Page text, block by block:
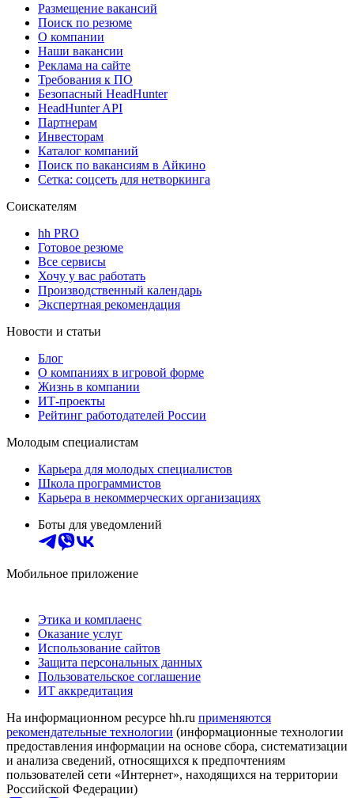
Размещение вакансий
Поиск по резюме
О компании
Наши вакансии
Реклама на сайте
Требования к ПО
Безопасный HeadHunter
HeadHunter API
Партнерам
Инвесторам
Каталог компаний
Поиск по вакансиям в Айкино
Сетка: соцсеть для нетворкинга
Соискателям
hh PRO
Готовое резюме
Все сервисы
Хочу у вас работать
Производственный календарь
Экспертная рекомендация
Новости и статьи
Блог
О компаниях в игровой форме
Жизнь в компании
ИТ-проекты
Рейтинг работодателей России
Молодым специалистам
Карьера для молодых специалистов
Школа программистов
Карьера в некоммерческих организациях
Боты для уведомлений
Мобильное приложение
Этика и комплаенс
Оказание услуг
Использование сайтов
Защита персональных данных
Пользовательское соглашение
ИТ аккредитация
На информационном ресурсе hh.ru применяются
рекомендательные технологии (информационные технологии
предоставления информации на основе сбора, систематизации
и анализа сведений, относящихся к предпочтениям
пользователей сети «Интернет», находящихся на территории
Российской Федерации)